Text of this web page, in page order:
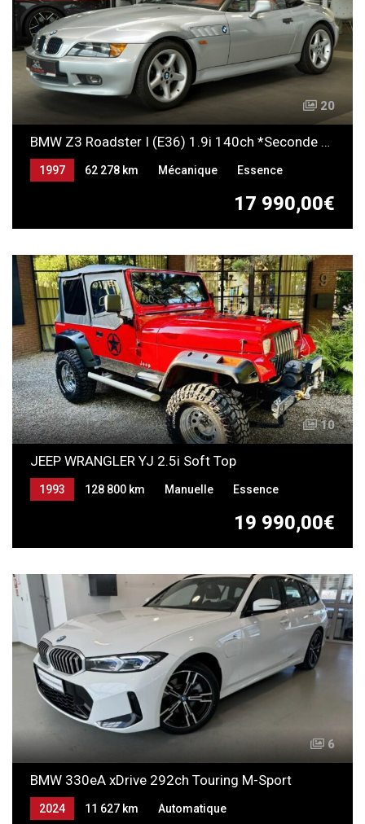
20
BMW Z3 Roadster I (E36) 1.9i 140ch *Seconde main*
17 990,00€
1997 62 278 km Mécanique Essence
10
JEEP WRANGLER YJ 2.5i Soft Top
19 990,00€
1993 128 800 km Manuelle Essence
6
BMW 330eA xDrive 292ch Touring M-Sport
2024 11 627 km
Automatique